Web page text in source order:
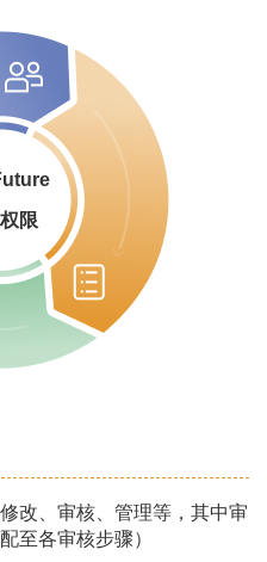
限
改、审核、管理等，其中审
至各审核步骤）